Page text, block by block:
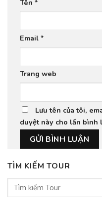
Tên *
Email *
Trang web
Lưu tên của tôi,
duyệt này cho lần bình
TÌM KIẾM TOUR
Tìm
kiếm: